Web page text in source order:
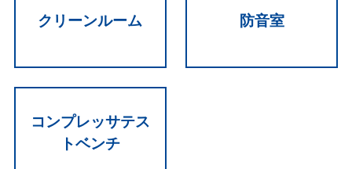
クリーンルーム 防音室
コンプレッサテス
トベンチ